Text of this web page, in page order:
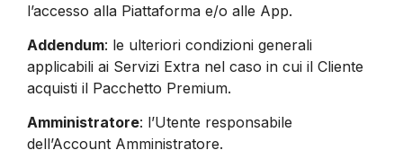
l’accesso alla Piattaforma e/o alle App.
Addendum: le ulteriori condizioni generali
applicabili ai Servizi Extra nel caso in cui il Cliente
acquisti il Pacchetto Premium.
Amministratore: l’Utente responsabile
dell’Account Amministratore.